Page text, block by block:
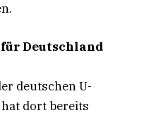
Deutschland
deutschen U-
dort bereits